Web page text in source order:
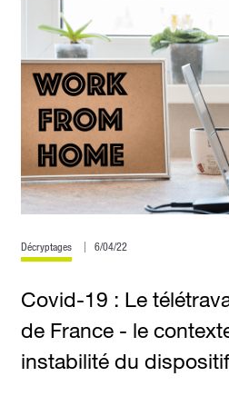
Décryptages 6/04/22
Covid-19 : Le
de France - le
instabilité du dispositif